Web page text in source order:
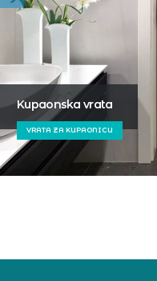
Kupaonska vrata
VRATA ZA KUPAONICU